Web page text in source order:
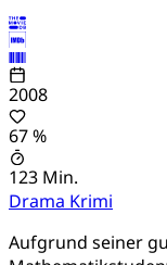
2008
67 %
123 Min.
Drama Krimi
Aufgrund seiner